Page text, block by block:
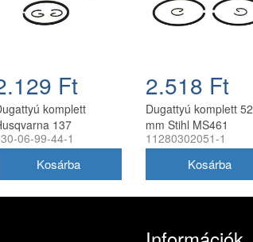
Ft
komplett
137
38 mm
06-99-44-1
2.518 Ft
Dugattyú komplett 52
mm Stihl MS461
láncfűrészhez
11280302051-1